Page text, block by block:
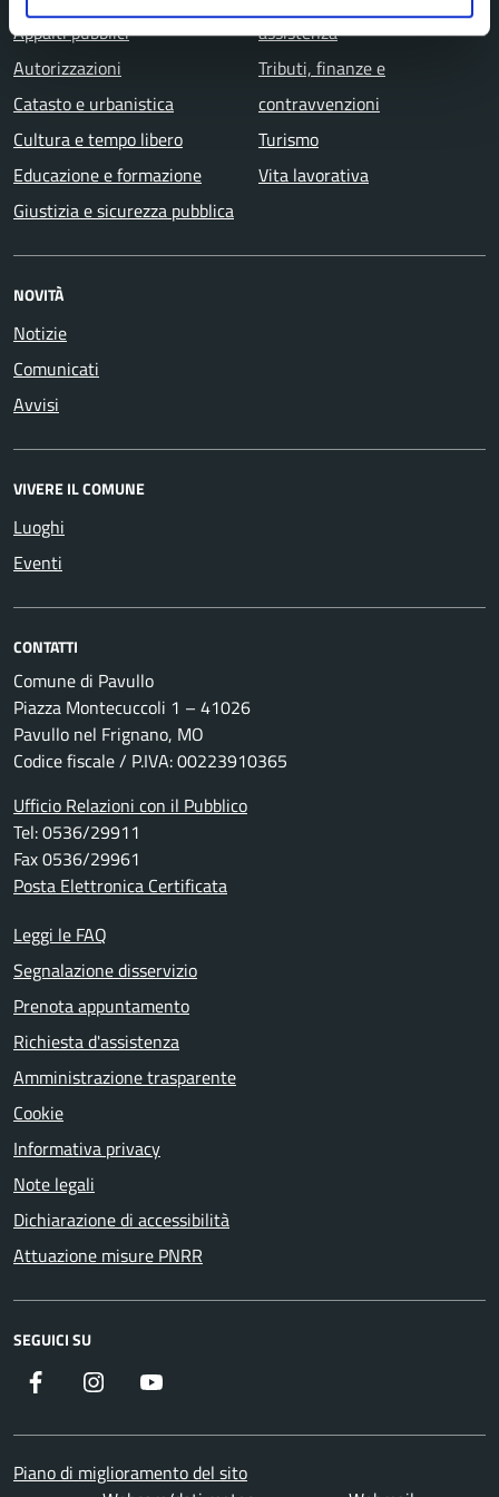
Appalti pubblici
Autorizzazioni
Catasto e urbanistica
Cultura e tempo libero
Educazione e formazione
Giustizia e sicurezza pubblica
assistenza
Tributi, finanze e
contravvenzioni
Turismo
Vita lavorativa
NOVITÀ
Notizie
Comunicati
Avvisi
VIVERE IL COMUNE
Luoghi
Eventi
CONTATTI
Comune di Pavullo
Piazza Montecuccoli 1 – 41026
Pavullo nel Frignano, MO
Codice fiscale / P.IVA: 00223910365
Ufficio Relazioni con il Pubblico
Tel: 0536/29911
Fax 0536/29961
Posta Elettronica Certificata
Leggi le FAQ
Segnalazione disservizio
Prenota appuntamento
Richiesta d'assistenza
Amministrazione trasparente
Cookie
Informativa privacy
Note legali
Dichiarazione di accessibilità
Attuazione misure PNRR
SEGUICI SU
Facebook Instagram
Piano di miglioramento del sito